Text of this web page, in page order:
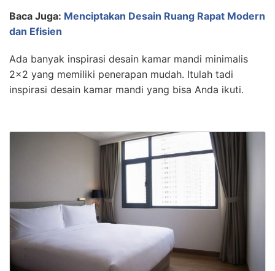
Baca Juga: Menciptakan Desain Ruang Rapat Modern
dan Efisien
Ada banyak inspirasi desain kamar mandi minimalis
2×2 yang memiliki penerapan mudah. Itulah tadi
inspirasi desain kamar mandi yang bisa Anda ikuti.